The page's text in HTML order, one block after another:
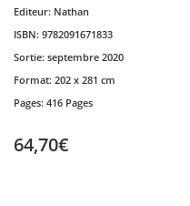
Editeur: Nathan
ISBN: 9782091671833
Sortie: septembre 2020
Format: 202 x 281 cm
Pages: 416 Pages
64,70€